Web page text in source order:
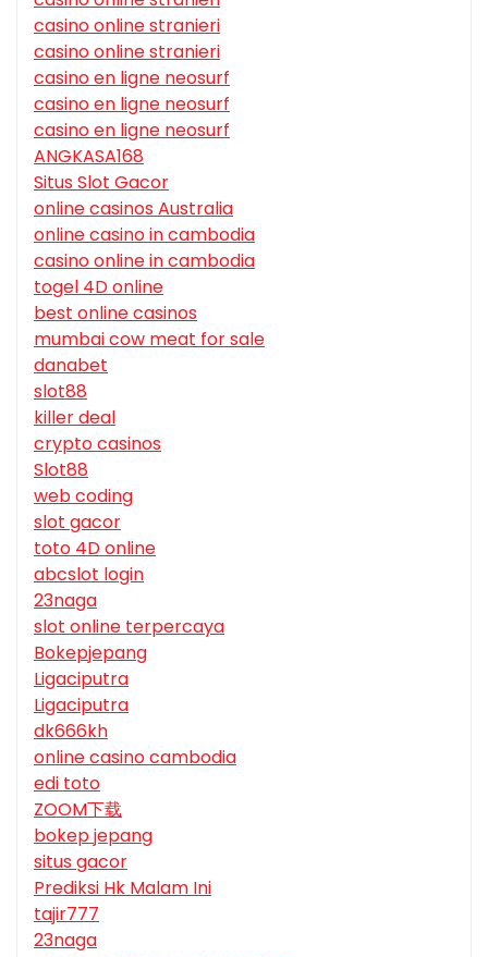
casino online stranieri
casino online stranieri
casino en ligne neosurf
casino en ligne neosurf
casino en ligne neosurf
ANGKASA168
Situs Slot Gacor
online casinos Australia
online casino in cambodia
casino online in cambodia
togel 4D online
best online casinos
mumbai cow meat for sale
danabet
slot88
killer deal
crypto casinos
Slot88
web coding
slot gacor
toto 4D online
abcslot login
23naga
slot online terpercaya
Bokepjepang
Ligaciputra
Ligaciputra
dk666kh
online casino cambodia
edi toto
ZOOM下载
bokep jepang
situs gacor
Prediksi Hk Malam Ini
tajir777
23naga